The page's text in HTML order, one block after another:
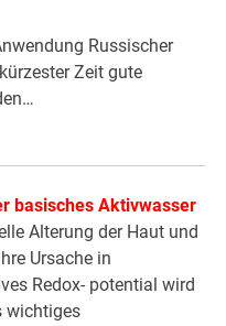
Russischer
Zeit gute
basisches Aktivwasser
Alterung der Haut und
Ursache in
Redox- potential wird
wichtiges